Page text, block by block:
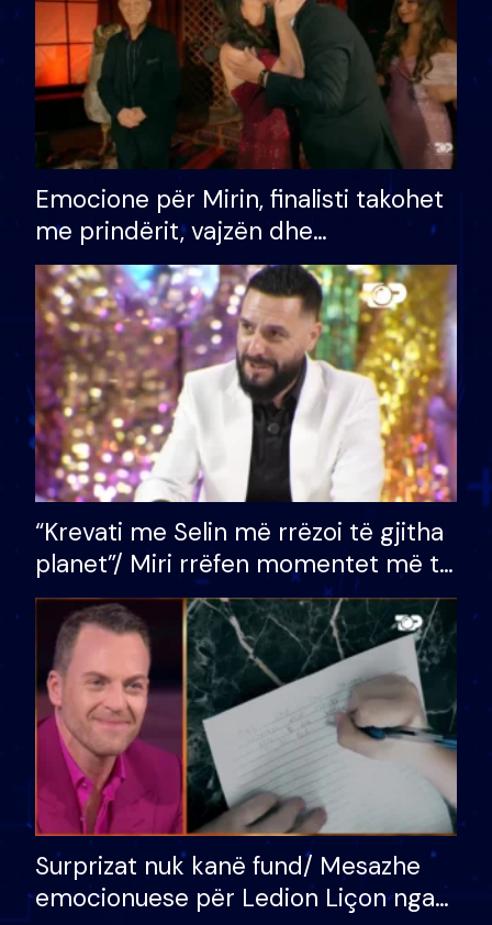
Emocione për Mirin, finalisti takohet
me prindërit, vajzën dhe
bashkëshorten: S’kemi ndonjë letër
divorci apo jo?
“Krevati me Selin më rrëzoi të gjitha
planet”/ Miri rrëfen momentet më të
bukura në shtëpinë e BB VIP: Do më
mungojë zilja e mëngjesit kur…
Surprizat nuk kanë fund/ Mesazhe
emocionuese për Ledion Liçon nga